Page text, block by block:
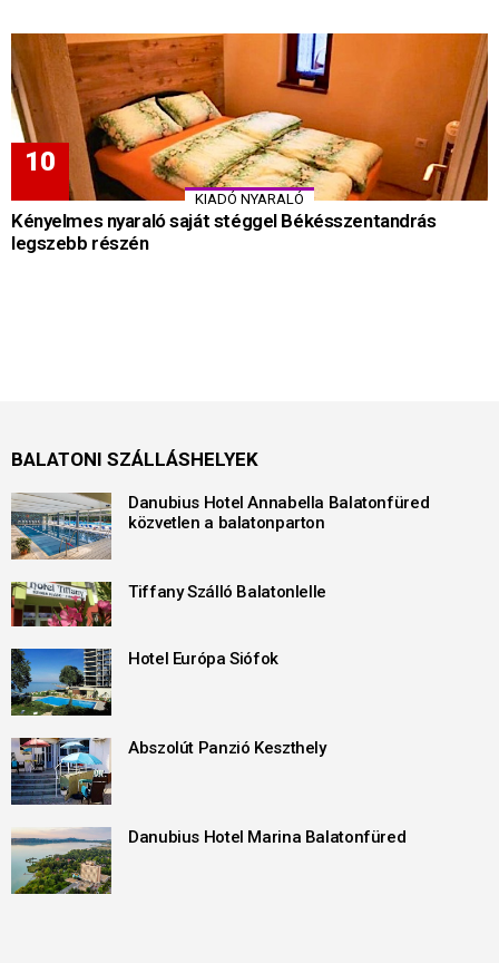
KIADÓ NYARALÓ
Kényelmes nyaraló saját stéggel Békésszentandrás
legszebb részén
BALATONI SZÁLLÁSHELYEK
Danubius Hotel Annabella Balatonfüred
közvetlen a balatonparton
Tiffany Szálló Balatonlelle
Hotel Európa Siófok
Abszolút Panzió Keszthely
Danubius Hotel Marina Balatonfüred